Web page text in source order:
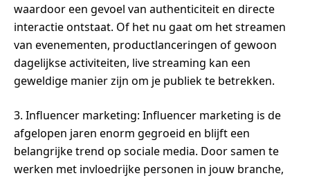
waardoor een gevoel van authenticiteit en directe
interactie ontstaat. Of het nu gaat om het streamen
van evenementen, productlanceringen of gewoon
dagelijkse activiteiten, live streaming kan een
geweldige manier zijn om je publiek te betrekken.
3. Influencer marketing: Influencer marketing is de
afgelopen jaren enorm gegroeid en blijft een
belangrijke trend op sociale media. Door samen te
werken met invloedrijke personen in jouw branche,